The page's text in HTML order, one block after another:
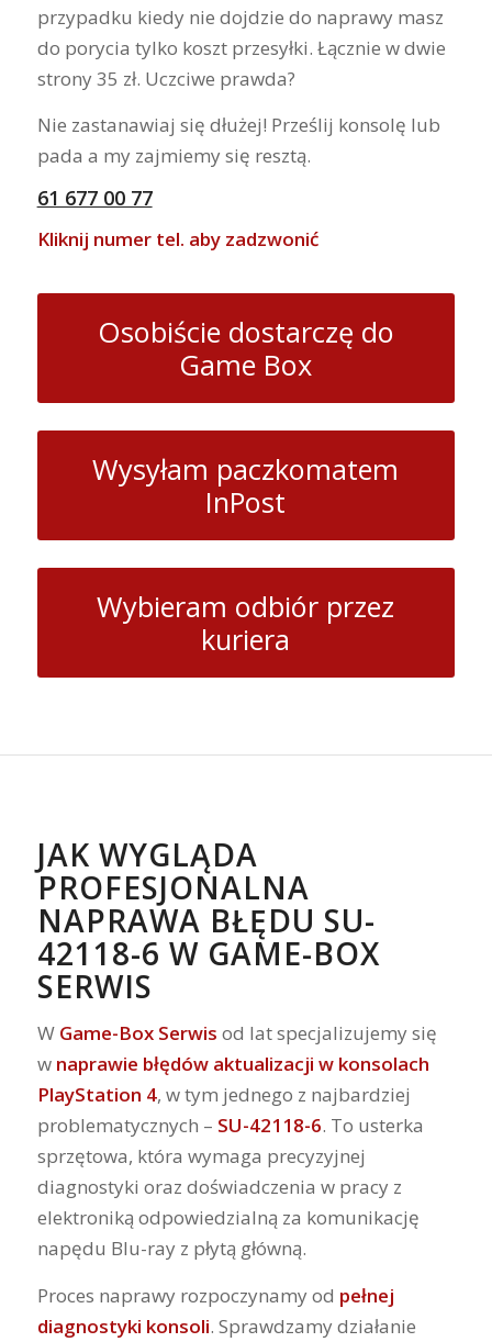
przypadku kiedy nie dojdzie do naprawy masz
do porycia tylko koszt przesyłki. Łącznie w dwie
strony 35 zł. Uczciwe prawda?
Nie zastanawiaj się dłużej! Prześlij konsolę lub
pada a my zajmiemy się resztą.
61 677 00 77
Kliknij numer tel. aby zadzwonić
Osobiście dostarczę do
Game Box
Wysyłam paczkomatem
InPost
Wybieram odbiór przez
kuriera
JAK WYGLĄDA
PROFESJONALNA
NAPRAWA BŁĘDU SU-
42118-6 W GAME-BOX
SERWIS
W Game-Box Serwis od lat specjalizujemy się
w naprawie błędów aktualizacji w konsolach
PlayStation 4, w tym jednego z najbardziej
problematycznych – SU-42118-6. To usterka
sprzętowa, która wymaga precyzyjnej
diagnostyki oraz doświadczenia w pracy z
elektroniką odpowiedzialną za komunikację
napędu Blu-ray z płytą główną.
Proces naprawy rozpoczynamy od pełnej
diagnostyki konsoli. Sprawdzamy działanie